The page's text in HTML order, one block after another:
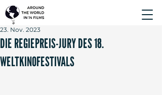
DIE REGIEPREIS-JURY DES 18.
WELTKINOFESTIVALS
23. Nov. 2023